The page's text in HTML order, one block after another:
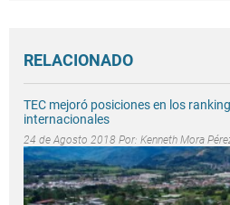
RELACIONADO
TEC mejoró posiciones en los
internacionales
24 de Agosto 2018 Por: Kenneth Mora